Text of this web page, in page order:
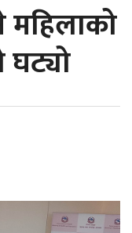
महिलाको